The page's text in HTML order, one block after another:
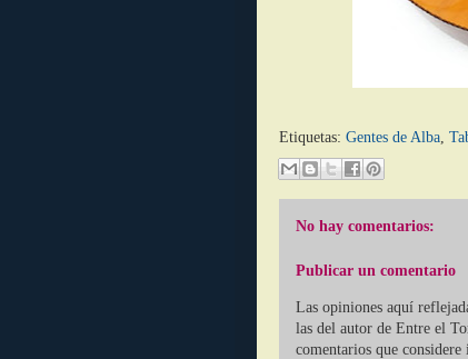
Etiquetas: Gentes de Alba,
No hay comentarios:
Publicar un comentario
Las opiniones aquí
las del autor de Entre el
comentarios que